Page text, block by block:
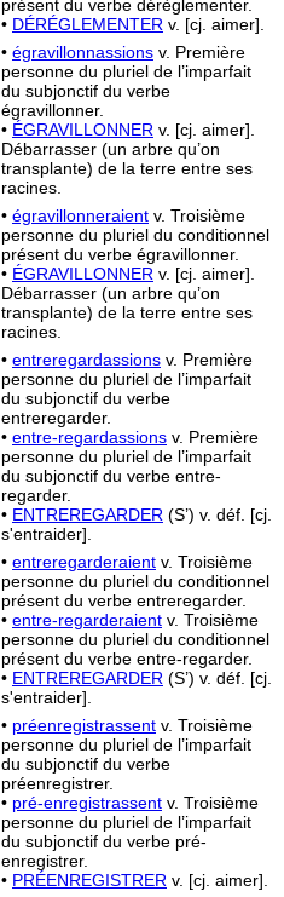
présent du verbe dérèglementer.
• DÉRÉGLEMENTER v. [cj. aimer].
• égravillonnassions v. Première
personne du pluriel de l’imparfait
du subjonctif du verbe
égravillonner.
• ÉGRAVILLONNER v. [cj. aimer].
Débarrasser (un arbre qu’on
transplante) de la terre entre ses
racines.
• égravillonneraient v. Troisième
personne du pluriel du conditionnel
présent du verbe égravillonner.
• ÉGRAVILLONNER v. [cj. aimer].
Débarrasser (un arbre qu’on
transplante) de la terre entre ses
racines.
• entreregardassions v. Première
personne du pluriel de l’imparfait
du subjonctif du verbe
entreregarder.
• entre-regardassions v. Première
personne du pluriel de l’imparfait
du subjonctif du verbe entre-
regarder.
• ENTREREGARDER (S’) v. déf. [cj.
s'entraider].
• entreregarderaient v. Troisième
personne du pluriel du conditionnel
présent du verbe entreregarder.
• entre-regarderaient v. Troisième
personne du pluriel du conditionnel
présent du verbe entre-regarder.
• ENTREREGARDER (S’) v. déf. [cj.
s'entraider].
• préenregistrassent v. Troisième
personne du pluriel de l’imparfait
du subjonctif du verbe
préenregistrer.
• pré-enregistrassent v. Troisième
personne du pluriel de l’imparfait
du subjonctif du verbe pré-
enregistrer.
• PRÉENREGISTRER v. [cj. aimer].